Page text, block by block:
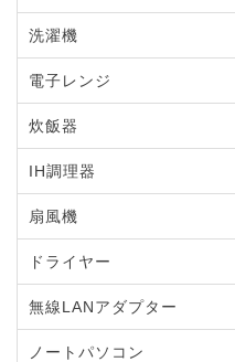
洗濯機
電子レンジ
炊飯器
IH調理器
扇風機
ドライヤー
無線LANアダプター
ノートパソコン